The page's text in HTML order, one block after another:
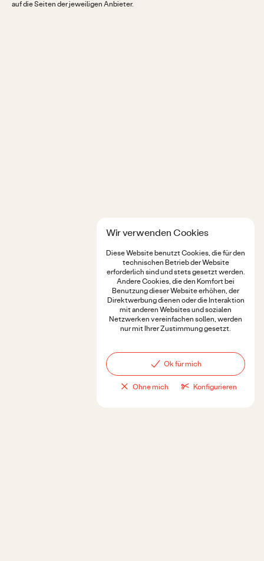
auf die Seiten der jeweiligen Anbieter.
Wir verwenden Cookies
Diese Website benutzt Cookies, die für den
technischen Betrieb der Website
erforderlich sind und stets gesetzt werden.
Andere Cookies, die den Komfort bei
Benutzung dieser Website erhöhen, der
Direktwerbung dienen oder die Interaktion
mit anderen Websites und sozialen
Netzwerken vereinfachen sollen, werden
nur mit Ihrer Zustimmung gesetzt.
Ohne mich Konfigurieren
Ok für mich